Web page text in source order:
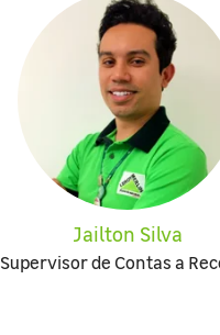
Jailton Silva
Supervisor de Contas a